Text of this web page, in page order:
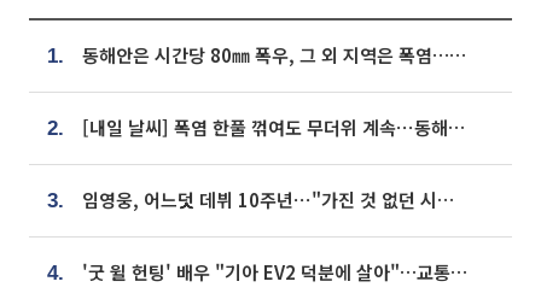
1. 동해안은 시간당 80㎜ 폭우, 그 외 지역은 폭염…‘극과 극 날씨’
2. [내일 날씨] 폭염 한풀 꺾여도 무더위 계속⋯동해안 이틀 연속 비
3. 임영웅, 어느덧 데뷔 10주년⋯"가진 것 없던 시절, 내 앞엔 20명의 팬뿐"
4. '굿 윌 헌팅' 배우 "기아 EV2 덕분에 살아"…교통사고 후 안전성 극찬